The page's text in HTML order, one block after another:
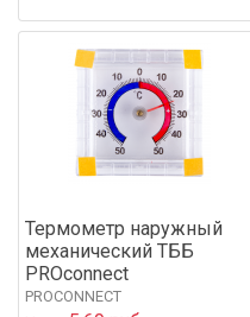
Термометр наружный
механический ТББ
PROconnect
PROCONNECT